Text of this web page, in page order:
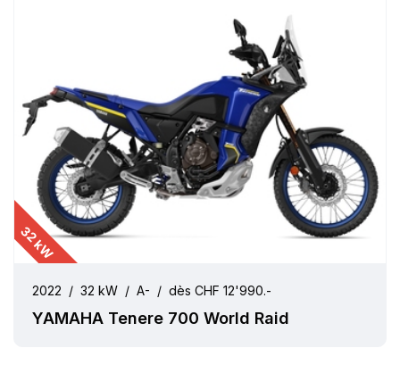
32 kW
2022 / 32 kW / A- / dès CHF 12'990.-
YAMAHA Tenere 700 World Raid